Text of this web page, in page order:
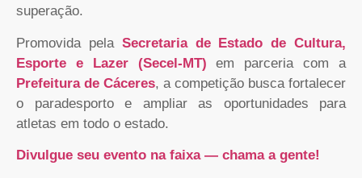
superação.
Promovida pela Secretaria de Estado de Cultura,
Esporte e Lazer (Secel-MT) em parceria com a
Prefeitura de Cáceres, a competição busca fortalecer
o paradesporto e ampliar as oportunidades para
atletas em todo o estado.
Divulgue seu evento na faixa — chama a gente!